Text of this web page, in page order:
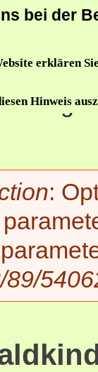
bei der
erklären
Hinweis
:
89/